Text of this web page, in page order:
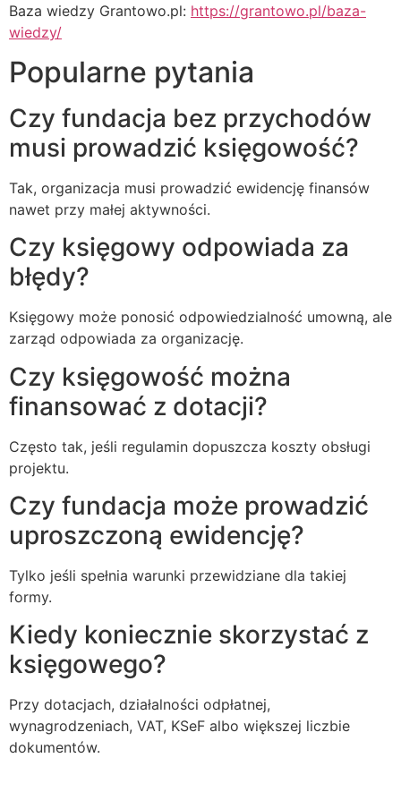
Baza wiedzy Grantowo.pl: https://grantowo.pl/baza-
wiedzy/
Popularne pytania
Czy fundacja bez przychodów
musi prowadzić księgowość?
Tak, organizacja musi prowadzić ewidencję finansów
nawet przy małej aktywności.
Czy księgowy odpowiada za
błędy?
Księgowy może ponosić odpowiedzialność umowną, ale
zarząd odpowiada za organizację.
Czy księgowość można
finansować z dotacji?
Często tak, jeśli regulamin dopuszcza koszty obsługi
projektu.
Czy fundacja może prowadzić
uproszczoną ewidencję?
Tylko jeśli spełnia warunki przewidziane dla takiej
formy.
Kiedy koniecznie skorzystać z
księgowego?
Przy dotacjach, działalności odpłatnej,
wynagrodzeniach, VAT, KSeF albo większej liczbie
dokumentów.